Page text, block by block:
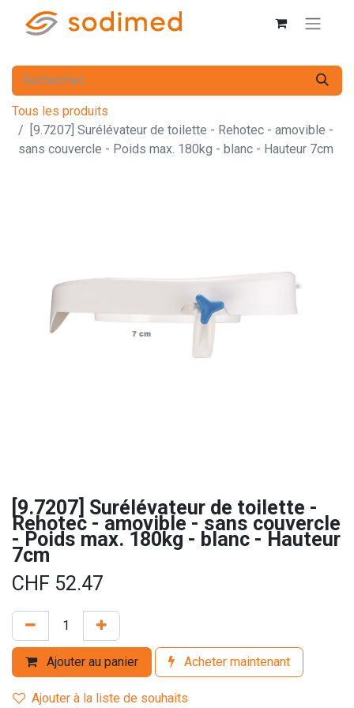
Tous les produits
[9.7207] Surélévateur de toilette - Rehotec - amovible -
sans couvercle - Poids max. 180kg - blanc - Hauteur 7cm
[9.7207] Surélévateur de toilette -
Rehotec - amovible - sans couvercle
- Poids max. 180kg - blanc - Hauteur
7cm
CHF 52.47
Ajouter au panier Acheter maintenant
Ajouter à la liste de souhaits